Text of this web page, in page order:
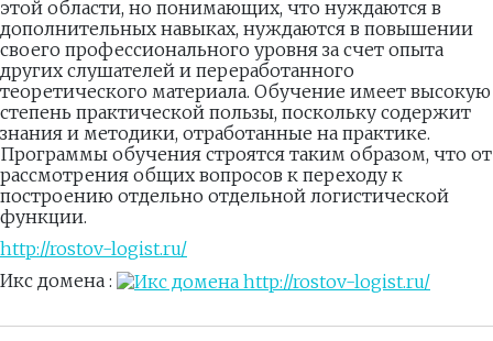
этой области, но понимающих, что нуждаются в
дополнительных навыках, нуждаются в повышении
своего профессионального уровня за счет опыта
других слушателей и переработанного
теоретического материала. Обучение имеет высокую
степень практической пользы, поскольку содержит
знания и методики, отработанные на практике.
Программы обучения строятся таким образом, что от
рассмотрения общих вопросов к переходу к
построению отдельно отдельной логистической
функции.
http://rostov-logist.ru/
Икс домена :